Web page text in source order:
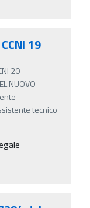
19
20
NUOVO
tecnico